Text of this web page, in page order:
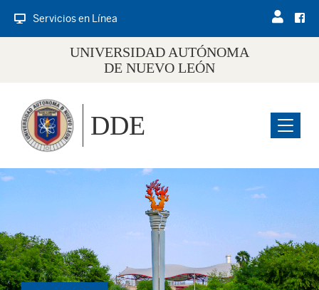
Servicios en Línea
UNIVERSIDAD AUTÓNOMA
DE NUEVO LEÓN
Menu
DDE